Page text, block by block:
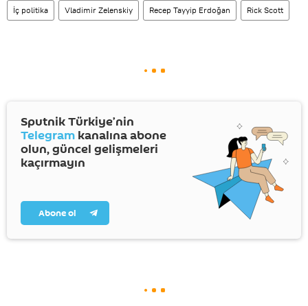
İç politika Vladimir Zelenskiy Recep Tayyip Erdoğan Rick Scott
Sputnik Türkiye’nin
Telegram kanalına abone
olun, güncel gelişmeleri
kaçırmayın
Abone ol